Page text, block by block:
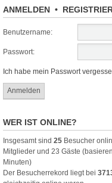
ANMELDEN •
Benutzername:
Passwort:
Ich habe mein Passwort
WER IST ONLINE?
Insgesamt sind 25 Besucher
Mitglieder und 23 Gäste
Minuten)
Der Besucherrekord liegt bei